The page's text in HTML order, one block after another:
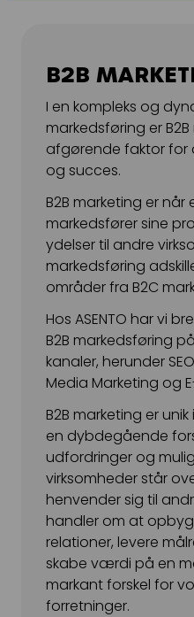
Kampagnemails
Leadgenerering
E-mail automation
TRACKING
Server-Side Tracking
B2B
I en kompleks og
markedsføring er
afgørende faktor for
og succes.
B2B marketing er når
markedsfører sine
ydelser til andre
markedsføring
områder fra B2C
Hos ASENTO har vi
B2B markedsføring
kanaler, herunder
Media Marketing og
B2B marketing er
en dybdegående
udfordringer og
virksomheder står
henvender sig til
handler om at
relationer, levere
skabe værdi på en
markant forskel for
forretninger.